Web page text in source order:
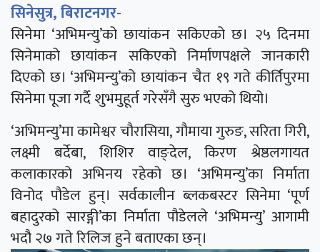
सिनेसुत्र, बिराटनगर-
सिनेमा ‘अभिमन्यु’को छायांकन सकिएको छ। २५ दिनमा
सिनेमाको छायांकन सकिएको निर्माणपक्षले जानकारी
दिएको छ। ‘अभिमन्यु’को छायांकन चैत १९ गते कीर्तिपुरमा
सिनेमा पूजा गर्दै शुभमुहूर्त गरेसँगै सुरु भएको थियो।
‘अभिमन्यु’मा कामेश्वर चौरासिया, गौमाया गुरुङ, सरिता गिरी,
लक्ष्मी बर्देबा, शिशिर वाङ्देल, किरण श्रेष्ठलगायत
कलाकारको अभिनय रहेको छ। ‘अभिमन्यु’का निर्माता
विनोद पौडेल हुन्। सर्वकालीन ब्लकबस्टर सिनेमा ‘पूर्ण
बहादुरको सारङ्गी’का निर्माता पौडेलले ‘अभिमन्यु’ आगामी
भदौ २७ गते रिलिज हुने बताएका छन्।